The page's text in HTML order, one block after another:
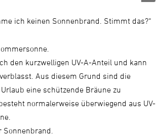
ich keinen Sonnenbrand. Stimmt das?“
den kurzwelligen UV-A-Anteil und kann
Aus diesem Grund sind die
eine schützende Bräune zu
normalerweise überwiegend aus UV-
Sonnenbrand.